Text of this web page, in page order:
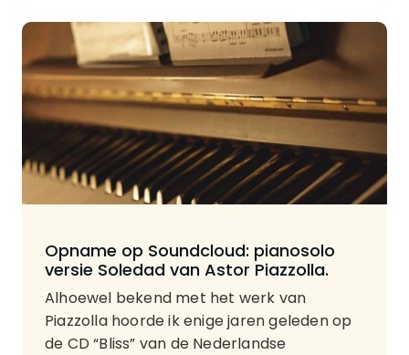
Opname op Soundcloud: pianosolo
versie Soledad van Astor Piazzolla.
Alhoewel bekend met het werk van
Piazzolla hoorde ik enige jaren geleden op
de CD “Bliss” van de Nederlandse